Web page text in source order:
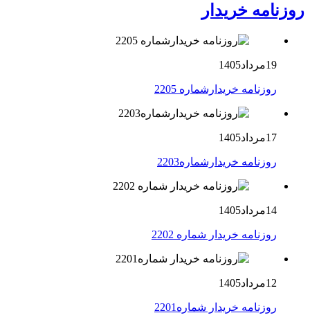
روزنامه خریدار
19مرداد1405
روزنامه خریدارشماره 2205
17مرداد1405
روزنامه خریدارشماره2203
14مرداد1405
روزنامه خریدار شماره 2202
12مرداد1405
روزنامه خریدار شماره2201